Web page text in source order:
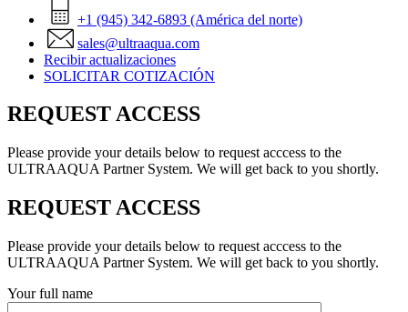
+1 (945) 342-6893 (América del norte)
sales@ultraaqua.com
Recibir actualizaciones
SOLICITAR COTIZACIÓN
REQUEST ACCESS
Please provide your details below to request acccess to the
ULTRAAQUA Partner System. We will get back to you shortly.
REQUEST ACCESS
Please provide your details below to request acccess to the
ULTRAAQUA Partner System. We will get back to you shortly.
Your full name